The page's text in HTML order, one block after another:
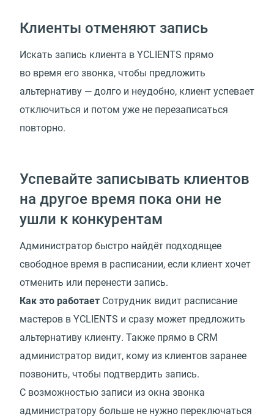
Клиенты отменяют запись
Искать запись клиента в YCLIENTS прямо
во время его звонка, чтобы предложить
альтернативу — долго и неудобно, клиент успевает
отключиться и потом уже не перезаписаться
повторно.
Успевайте записывать клиентов
на другое время пока они не
ушли к конкурентам
Администратор быстро найдёт подходящее
свободное время в расписании, если клиент хочет
отменить или перенести запись.
Как это работает Сотрудник видит расписание
мастеров в YCLIENTS и сразу может предложить
альтернативу клиенту. Также прямо в CRM
администратор видит, кому из клиентов заранее
позвонить, чтобы подтвердить запись.
С возможностью записи из окна звонка
администратору больше не нужно переключаться